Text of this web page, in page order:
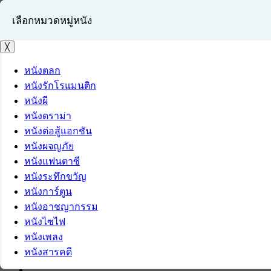
เข้าสู่ระบบ
สมัครสมาชิก
เลือกหมวดหมู่หนัง
╳
หนังตลก
หนังรักโรแมนติก
หนังผี
หนังดราม่า
หนังต่อสู้แอกชัน
หนังผจญภัย
หนังแฟนตาซี
หนังระทึกขวัญ
หนังการ์ตูน
หนังอาชญากรรม
หนังไซไฟ
หนังเพลง
หนังสารคดี